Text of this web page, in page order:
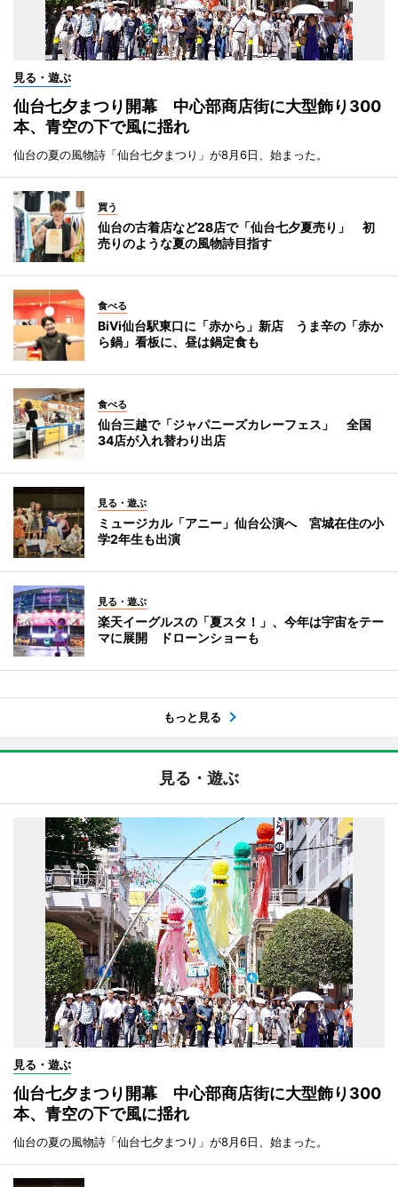
見る・遊ぶ
仙台七夕まつり開幕 中心部商店街に大型飾り300
本、青空の下で風に揺れ
仙台の夏の風物詩「仙台七夕まつり」が8月6日、始まった。
買う
仙台の古着店など28店で「仙台七夕夏売り」 初
売りのような夏の風物詩目指す
食べる
BiVi仙台駅東口に「赤から」新店 うま辛の「赤か
ら鍋」看板に、昼は鍋定食も
食べる
仙台三越で「ジャパニーズカレーフェス」 全国
34店が入れ替わり出店
見る・遊ぶ
ミュージカル「アニー」仙台公演へ 宮城在住の小
学2年生も出演
見る・遊ぶ
楽天イーグルスの「夏スタ！」、今年は宇宙をテー
マに展開 ドローンショーも
もっと見る
見る・遊ぶ
見る・遊ぶ
仙台七夕まつり開幕 中心部商店街に大型飾り300
本、青空の下で風に揺れ
仙台の夏の風物詩「仙台七夕まつり」が8月6日、始まった。